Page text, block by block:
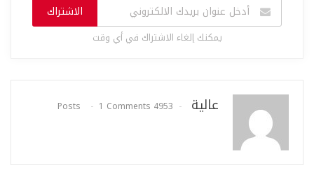
الاشتراك
يمكنك إلغاء الاشتراك في أي وقت
عالية 4953 Posts
1 Comments